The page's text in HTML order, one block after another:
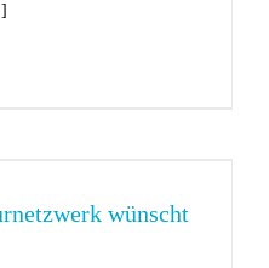
wünscht